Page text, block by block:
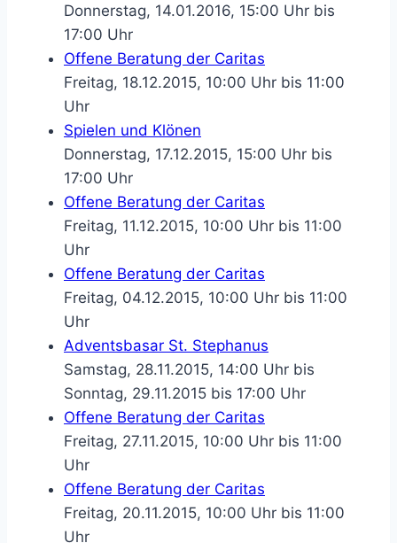
Donnerstag, 14.01.2016, 15:00 Uhr bis
17:00 Uhr
Offene Beratung der Caritas
Freitag, 18.12.2015, 10:00 Uhr bis 11:00
Uhr
Spielen und Klönen
Donnerstag, 17.12.2015, 15:00 Uhr bis
17:00 Uhr
Offene Beratung der Caritas
Freitag, 11.12.2015, 10:00 Uhr bis 11:00
Uhr
Offene Beratung der Caritas
Freitag, 04.12.2015, 10:00 Uhr bis 11:00
Uhr
Adventsbasar St. Stephanus
Samstag, 28.11.2015, 14:00 Uhr bis
Sonntag, 29.11.2015 bis 17:00 Uhr
Offene Beratung der Caritas
Freitag, 27.11.2015, 10:00 Uhr bis 11:00
Uhr
Offene Beratung der Caritas
Freitag, 20.11.2015, 10:00 Uhr bis 11:00
Uhr